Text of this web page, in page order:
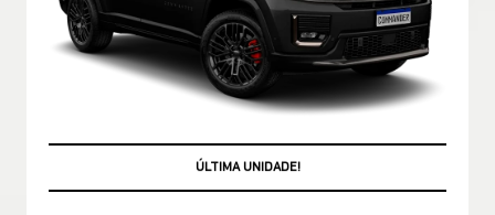
OPORTUNIDADE AZZURRA